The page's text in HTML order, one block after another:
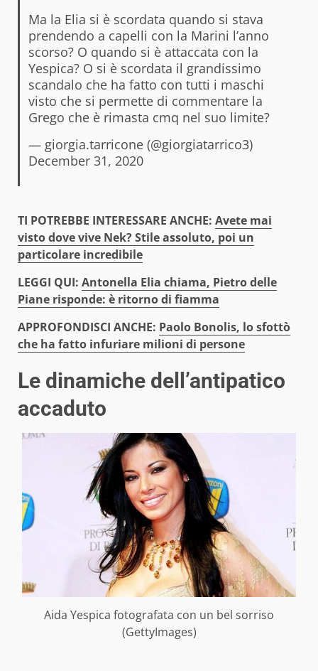
Ma la Elia si è scordata quando si stava
prendendo a capelli con la Marini l’anno
scorso? O quando si è attaccata con la
Yespica? O si è scordata il grandissimo
scandalo che ha fatto con tutti i maschi
visto che si permette di commentare la
Grego che è rimasta cmq nel suo limite?
— giorgia.tarricone (@giorgiatarrico3)
December 31, 2020
TI POTREBBE INTERESSARE ANCHE: Avete mai
visto dove vive Nek? Stile assoluto, poi un
particolare incredibile
LEGGI QUI: Antonella Elia chiama, Pietro delle
Piane risponde: è ritorno di fiamma
APPROFONDISCI ANCHE: Paolo Bonolis, lo sfottò
che ha fatto infuriare milioni di persone
Le dinamiche dell’antipatico
accaduto
Aida Yespica fotografata con un bel sorriso
(GettyImages)